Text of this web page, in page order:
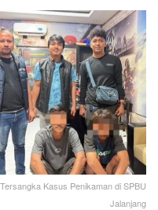
Kasus Penikaman di SPBU
Jalanjang